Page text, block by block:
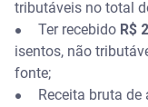
tributáveis no total
● Ter recebido R$
isentos, não
fonte;
● Receita bruta